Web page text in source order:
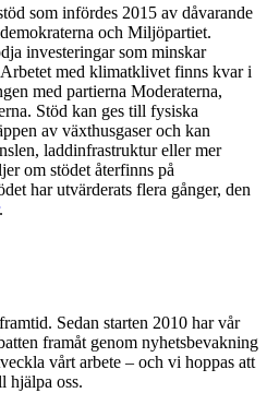
som infördes 2015 av dåvarande
och Miljöpartiet.
investeringar som minskar
med klimatklivet finns kvar i
med partierna Moderaterna,
Stöd kan ges till fysiska
av växthusgaser och kan
laddinfrastruktur eller mer
om stödet återfinns på
har utvärderats flera gånger, den
.
Sedan starten 2010 har vår
framåt genom nyhetsbevakning
vårt arbete – och vi hoppas att
hjälpa oss.